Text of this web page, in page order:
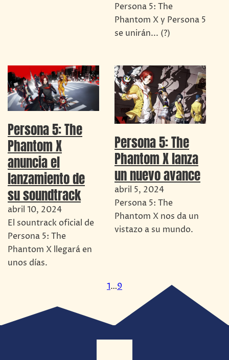
Persona 5: The
Phantom X y Persona 5
se unirán... (?)
Persona 5: The
Phantom X
anuncia el
lanzamiento de
su soundtrack
abril 10, 2024
El sountrack oficial de
Persona 5: The
Phantom X llegará en
unos días.
Persona 5: The
Phantom X lanza
un nuevo avance
abril 5, 2024
Persona 5: The
Phantom X nos da un
vistazo a su mundo.
1…9